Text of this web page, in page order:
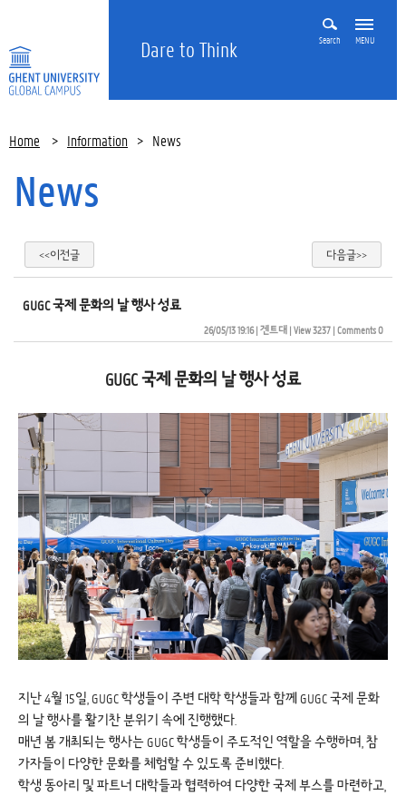
Dare to Think Search MENU
Home > Information > News
News
<<이전글 다음글>>
GUGC 국제 문화의 날 행사 성료
26/05/13 19:16| 겐트대| View 3237| Comments 0
GUGC국제 문화의 날 행사 성료
지난 4월 15일, GUGC 학생들이 주변 대학 학생들과 함께 GUGC 국제 문화
의 날 행사를 활기찬 분위기 속에 진행했다.
매년 봄 개최되는 행사는 GUGC 학생들이 주도적인 역할을 수행하며, 참
가자들이 다양한 문화를 체험할 수 있도록 준비했다.
학생 동아리 및 파트너 대학들과 협력하여 다양한 국제 부스를 마련하고,